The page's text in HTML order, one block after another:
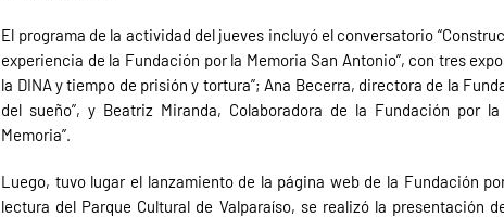
El programa de la actividad del jueves incluyó el conversatorio
experiencia de la Fundación por la Memoria San Antonio”, con tres
la DINA y tiempo de prisión y tortura”; Ana Becerra, directora de la
del sueño”, y Beatriz Miranda, Colaboradora de la Fundación por
Memoria”.
Luego, tuvo lugar el lanzamiento de la página web de la Fundación
lectura del Parque Cultural de Valparaíso, se realizó la presentación